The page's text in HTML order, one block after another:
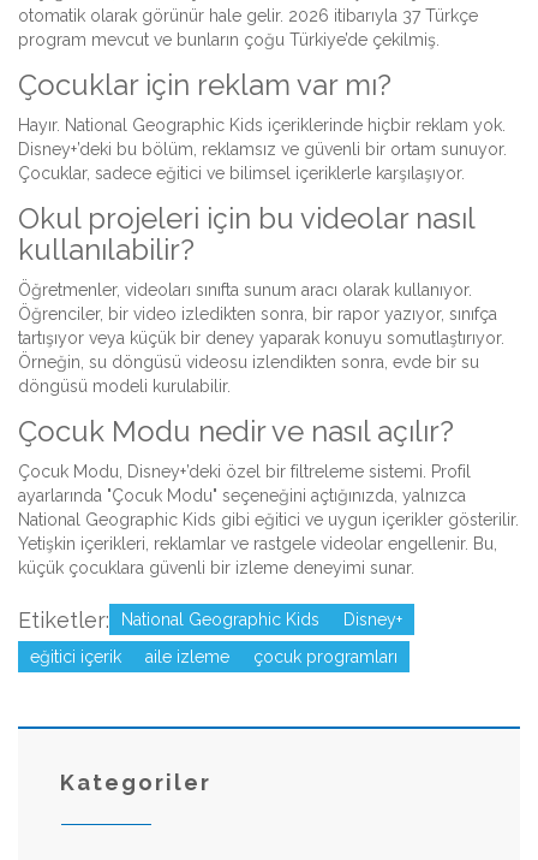
otomatik olarak görünür hale gelir. 2026 itibarıyla 37 Türkçe
program mevcut ve bunların çoğu Türkiye’de çekilmiş.
Çocuklar için reklam var mı?
Hayır. National Geographic Kids içeriklerinde hiçbir reklam yok.
Disney+’deki bu bölüm, reklamsız ve güvenli bir ortam sunuyor.
Çocuklar, sadece eğitici ve bilimsel içeriklerle karşılaşıyor.
Okul projeleri için bu videolar nasıl
kullanılabilir?
Öğretmenler, videoları sınıfta sunum aracı olarak kullanıyor.
Öğrenciler, bir video izledikten sonra, bir rapor yazıyor, sınıfça
tartışıyor veya küçük bir deney yaparak konuyu somutlaştırıyor.
Örneğin, su döngüsü videosu izlendikten sonra, evde bir su
döngüsü modeli kurulabilir.
Çocuk Modu nedir ve nasıl açılır?
Çocuk Modu, Disney+’deki özel bir filtreleme sistemi. Profil
ayarlarında "Çocuk Modu" seçeneğini açtığınızda, yalnızca
National Geographic Kids gibi eğitici ve uygun içerikler gösterilir.
Yetişkin içerikleri, reklamlar ve rastgele videolar engellenir. Bu,
küçük çocuklara güvenli bir izleme deneyimi sunar.
Etiketler: National Geographic Kids
Disney+
eğitici içerik
aile izleme çocuk programları
Kategoriler